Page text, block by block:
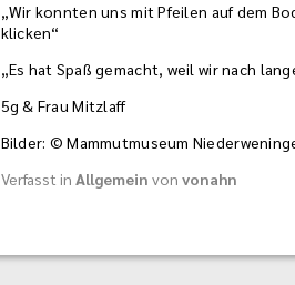
„Wir konnten uns mit Pfeilen auf dem
klicken“
„Es hat Spaß gemacht, weil wir nach
5g & Frau Mitzlaff
Bilder: © Mammutmuseum
Verfasst in Allgemein von vonahn